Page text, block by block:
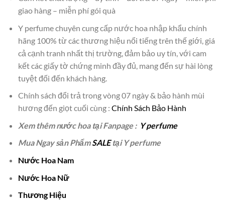
giao hàng – miễn phí gói quà
Y perfume chuyên cung cấp nước hoa nhập khẩu chính
hãng 100% từ các thương hiệu nổi tiếng trên thế giới, giá
cả cạnh tranh nhất thị trường, đảm bảo uy tín, với cam
kết các giấy tờ chứng minh đầy đủ, mang đến sự hài lòng
tuyệt đối đến khách hàng.
Chính sách đổi trả trong vòng 07 ngày & bảo hành mùi
hương đến giọt cuối cùng : Chính Sách Bảo Hành
Xem thêm nước hoa tại Fanpage : Y perfume
Mua Ngay sản PhẩmSALEtại Y perfume
Nước Hoa Nam
Nước Hoa Nữ
Thương Hiệu